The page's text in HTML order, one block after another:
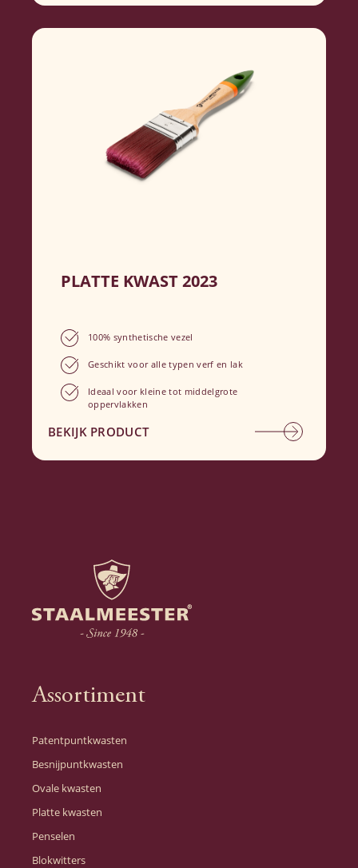
PLATTE KWAST 2023
100% synthetische vezel
Geschikt voor alle typen verf en lak
Ideaal voor kleine tot middelgrote
oppervlakken
BEKIJK PRODUCT
Assortiment
Patentpuntkwasten
Besnijpuntkwasten
Ovale kwasten
Platte kwasten
Penselen
Blokwitters